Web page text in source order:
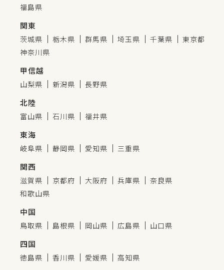
福島県
関東
茨城県 栃木県 群馬県 埼玉県 千葉県
東京都
神奈川県
甲信越
山梨県 新潟県 長野県
北陸
富山県 石川県 福井県
東海
岐阜県 静岡県 愛知県 三重県
関西
滋賀県 京都府 大阪府 兵庫県
奈良県
和歌山県
中国
鳥取県 島根県 岡山県 広島県 山口県
四国
徳島県 香川県 愛媛県 高知県